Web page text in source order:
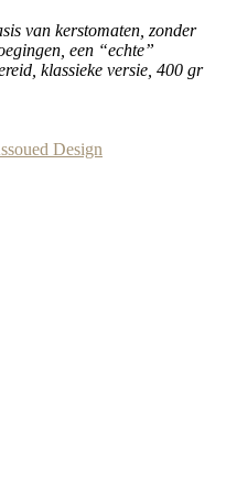
van kerstomaten, zonder
een “echte”
klassieke versie, 400 gr
Design